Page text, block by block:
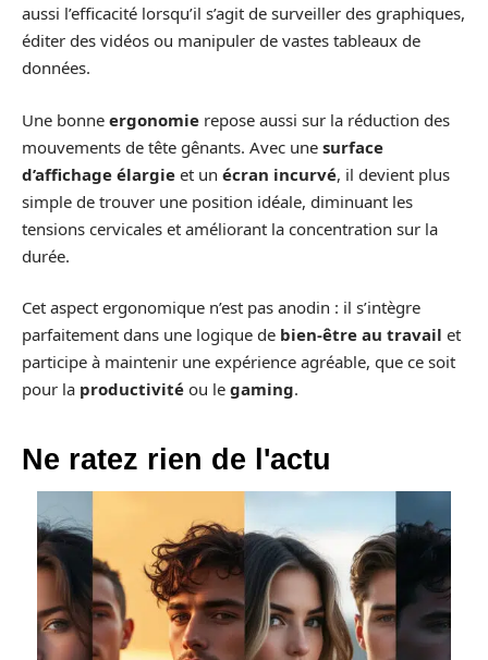
aussi l’efficacité lorsqu’il s’agit de surveiller des graphiques,
éditer des vidéos ou manipuler de vastes tableaux de
données.
Une bonne ergonomie repose aussi sur la réduction des
mouvements de tête gênants. Avec une surface
d’affichage élargie et un écran incurvé, il devient plus
simple de trouver une position idéale, diminuant les
tensions cervicales et améliorant la concentration sur la
durée.
Cet aspect ergonomique n’est pas anodin : il s’intègre
parfaitement dans une logique de bien-être au travail et
participe à maintenir une expérience agréable, que ce soit
pour la productivité ou le gaming.
Ne ratez rien de l'actu